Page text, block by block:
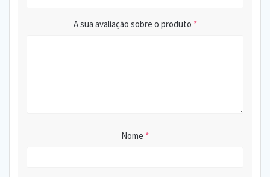
A sua avaliação sobre o produto *
Nome *